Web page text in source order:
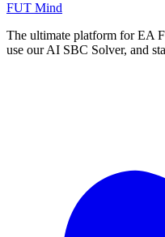
FUT Mind
The ultimate platform for EA
use our AI SBC Solver, and